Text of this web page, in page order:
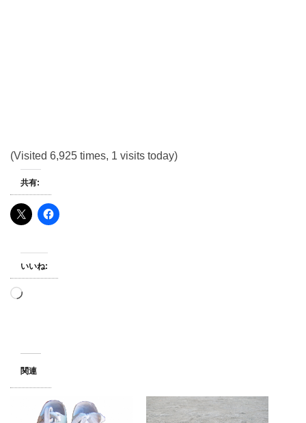
(Visited 6,925 times, 1 visits today)
共有:
いいね:
読
関連